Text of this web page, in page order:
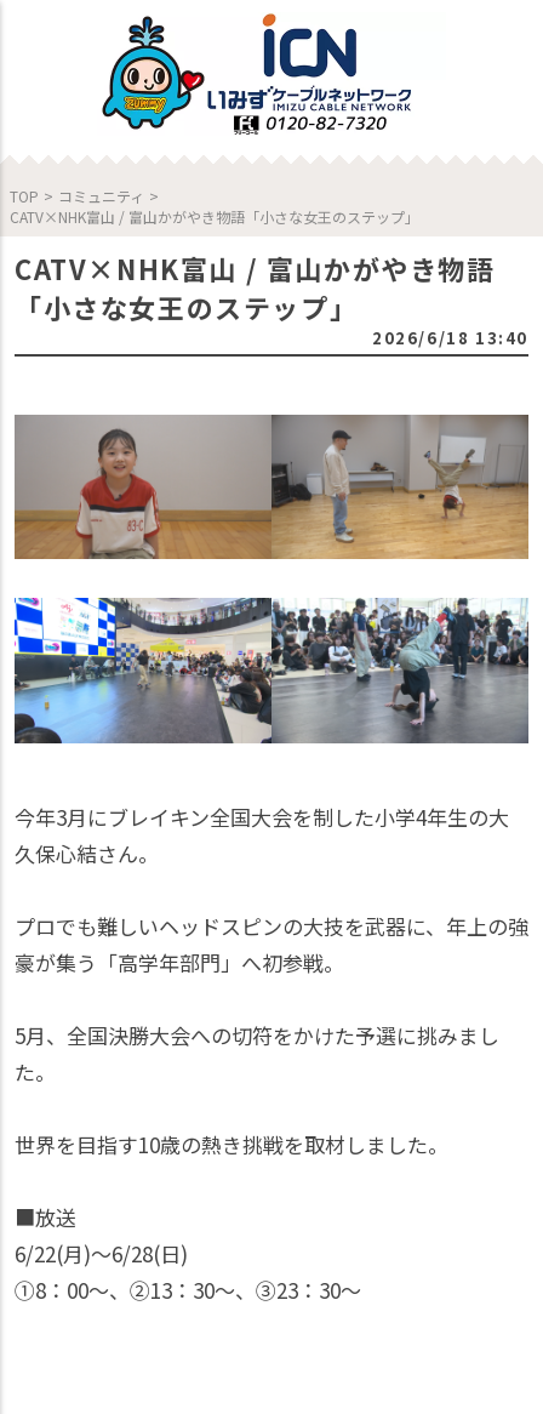
TOP > コミュニティ >
CATV×NHK富山 / 富山かがやき物語「小さな女王のステップ」
CATV×NHK富山 / 富山かがやき物語
「小さな女王のステップ」
2026/6/18 13:40
今年3月にブレイキン全国大会を制した小学4年生の大
久保心結さん。
プロでも難しいヘッドスピンの大技を武器に、年上の強
豪が集う「高学年部門」へ初参戦。
5月、全国決勝大会への切符をかけた予選に挑みまし
た。
世界を目指す10歳の熱き挑戦を取材しました。
■放送
6/22(月)〜6/28(日)
①8：00〜、②13：30〜、③23：30〜